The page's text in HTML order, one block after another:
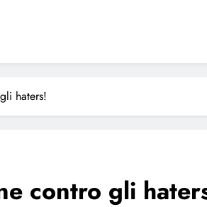
haters!
contro gli